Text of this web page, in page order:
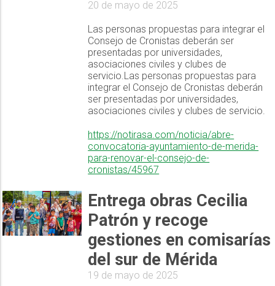
20 de mayo de 2025
Las personas propuestas para integrar el
Consejo de Cronistas deberán ser
presentadas por universidades,
asociaciones civiles y clubes de
servicio.Las personas propuestas para
integrar el Consejo de Cronistas deberán
ser presentadas por universidades,
asociaciones civiles y clubes de servicio.
https://notirasa.com/noticia/abre-
convocatoria-ayuntamiento-de-merida-
para-renovar-el-consejo-de-
cronistas/45967
Entrega obras Cecilia
Patrón y recoge
gestiones en comisarías
del sur de Mérida
19 de mayo de 2025